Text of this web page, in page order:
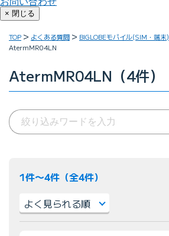
× 閉じる
TOP よくある質問 BIGLOBEモバイル(SIM・端末)
AtermMR04LN
AtermMR04LN（4件）
1件〜4件（全4件）